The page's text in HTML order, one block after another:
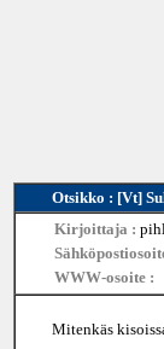
Otsikko : [Vt]
Kirjoittaja :
WWW-osoite :
Mitenkäs